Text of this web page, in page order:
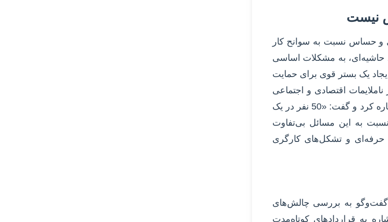
نیست
و حساس نسبت به سوانح کار
حاشیه‌ای، به مشکلات اساسی
یک بستر قوی برای حمایت
ناملایمات اقتصادی و اجتماعی
ایستادگی کنند. خراسانی به نمونه‌هایی از حوادث کارگری اشاره کرد و گفت: «50 نفر در یک
به این مسائل بی‌تفاوت
حرفه‌ای و تشکل‌های کارگری
گفت‌وگو به بررسی چالش‌های
به قراردادهای کوتاه‌مدت